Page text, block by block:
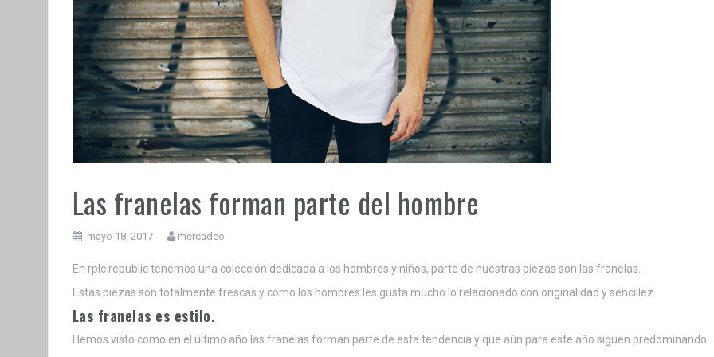
Las franelas forman parte del hombre
mayo 18, 2017 mercadeo
En rplc republic tenemos una colección dedicada a los hombres y niños, parte de nuestras piezas son las franelas.
Estas piezas son totalmente frescas y como los hombres les gusta mucho lo relacionado con originalidad y sencillez.
Las franelas es estilo.
Hemos visto como en el último año las franelas forman parte de esta tendencia y que aún para este año siguen predominando.